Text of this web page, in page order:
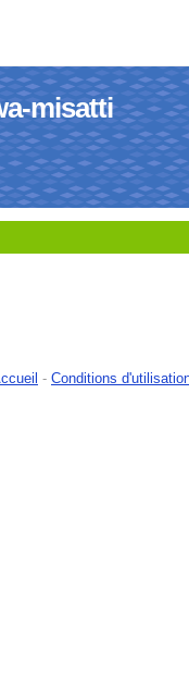
misatti
- Conditions